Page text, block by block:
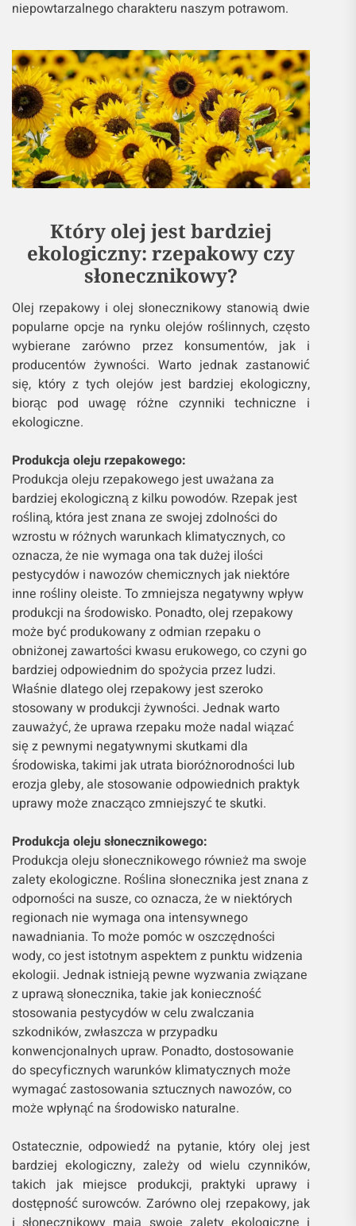
niepowtarzalnego charakteru naszym potrawom.
Który olej jest bardziej
ekologiczny: rzepakowy czy
słonecznikowy?
Olej rzepakowy i olej słonecznikowy stanowią dwie
popularne opcje na rynku olejów roślinnych, często
wybierane zarówno przez konsumentów, jak i
producentów żywności. Warto jednak zastanowić
się, który z tych olejów jest bardziej ekologiczny,
biorąc pod uwagę różne czynniki techniczne i
ekologiczne.
Produkcja oleju rzepakowego:
Produkcja oleju rzepakowego jest uważana za
bardziej ekologiczną z kilku powodów. Rzepak jest
rośliną, która jest znana ze swojej zdolności do
wzrostu w różnych warunkach klimatycznych, co
oznacza, że nie wymaga ona tak dużej ilości
pestycydów i nawozów chemicznych jak niektóre
inne rośliny oleiste. To zmniejsza negatywny wpływ
produkcji na środowisko. Ponadto, olej rzepakowy
może być produkowany z odmian rzepaku o
obniżonej zawartości kwasu erukowego, co czyni go
bardziej odpowiednim do spożycia przez ludzi.
Właśnie dlatego olej rzepakowy jest szeroko
stosowany w produkcji żywności. Jednak warto
zauważyć, że uprawa rzepaku może nadal wiązać
się z pewnymi negatywnymi skutkami dla
środowiska, takimi jak utrata bioróżnorodności lub
erozja gleby, ale stosowanie odpowiednich praktyk
uprawy może znacząco zmniejszyć te skutki.
Produkcja oleju słonecznikowego:
Produkcja oleju słonecznikowego również ma swoje
zalety ekologiczne. Roślina słonecznika jest znana z
odporności na susze, co oznacza, że ​​w niektórych
regionach nie wymaga ona intensywnego
nawadniania. To może pomóc w oszczędności
wody, co jest istotnym aspektem z punktu widzenia
ekologii. Jednak istnieją pewne wyzwania związane
z uprawą słonecznika, takie jak konieczność
stosowania pestycydów w celu zwalczania
szkodników, zwłaszcza w przypadku
konwencjonalnych upraw. Ponadto, dostosowanie
do specyficznych warunków klimatycznych może
wymagać zastosowania sztucznych nawozów, co
może wpłynąć na środowisko naturalne.
Ostatecznie, odpowiedź na pytanie, który olej jest
bardziej ekologiczny, zależy od wielu czynników,
takich jak miejsce produkcji, praktyki uprawy i
dostępność surowców. Zarówno olej rzepakowy, jak